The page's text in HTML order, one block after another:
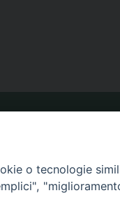
o tecnologie